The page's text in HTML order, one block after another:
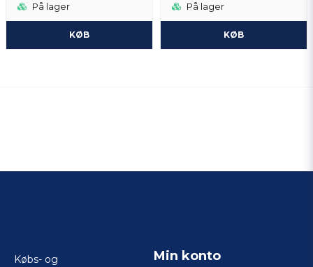
På lager
KØB
På lager
KØB
Købs- og
Min konto